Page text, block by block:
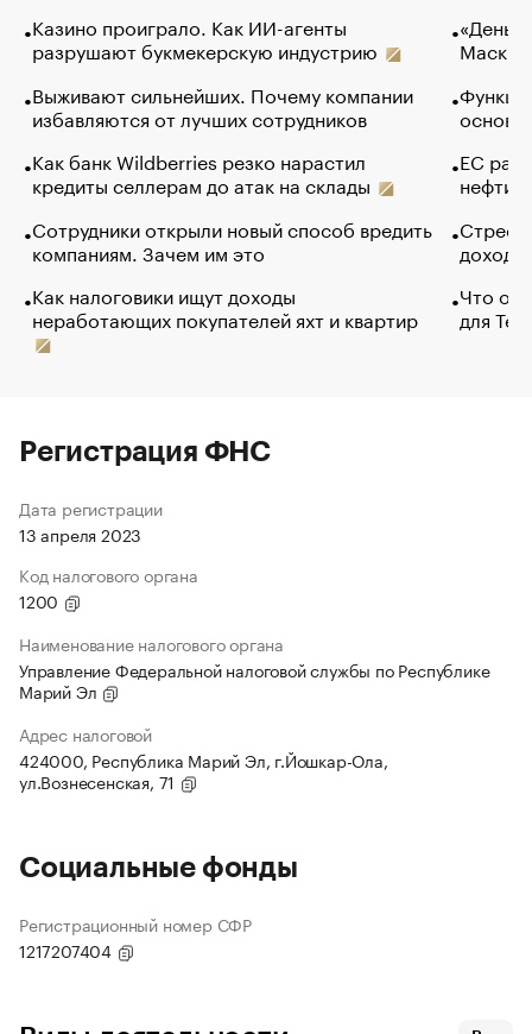
Казино проиграло. Как ИИ-агенты
разрушают букмекерскую индустрию
Выживают сильнейших. Почему компании
избавляются от лучших сотрудников
Как банк Wildberries резко нарастил
кредиты селлерам до атак на склады
Сотрудники открыли новый способ вредить
компаниям. Зачем им это
Как налоговики ищут доходы
неработающих покупателей яхт и квартир
Маск в
основ
ЕС
нефти
Что
для
Регистрация ФНС
Дата регистрации
13 апреля 2023
Код налогового органа
1200
Наименование налогового органа
Управление Федеральной налоговой службы по Республике
Марий Эл
Адрес налоговой
424000, Республика Марий Эл, г.Йошкар-Ола,
ул.Вознесенская, 71
Социальные фонды
Регистрационный номер СФР
1217207404